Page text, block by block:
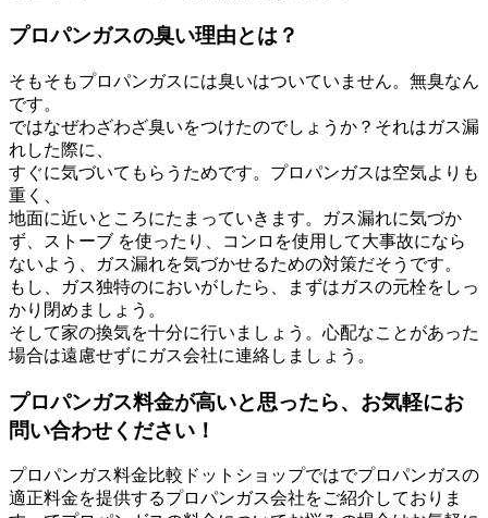
プロパンガスの臭い理由とは？
そもそもプロパンガスには臭いはついていません。無臭なん
です。
ではなぜわざわざ臭いをつけたのでしょうか？それはガス漏
れした際に、
すぐに気づいてもらうためです。プロパンガスは空気よりも
重く、
地面に近いところにたまっていきます。ガス漏れに気づか
ず、ストーブ を使ったり、コンロを使用して大事故になら
ないよう、ガス漏れを気づかせるための対策だそうです。
もし、ガス独特のにおいがしたら、まずはガスの元栓をしっ
かり閉めましょう。
そして家の換気を十分に行いましょう。心配なことがあった
場合は遠慮せずにガス会社に連絡しましょう。
プロパンガス料金が高いと思ったら、お気軽にお
問い合わせください！
プロパンガス料金比較ドットショップではでプロパンガスの
適正料金を提供するプロパンガス会社をご紹介しておりま